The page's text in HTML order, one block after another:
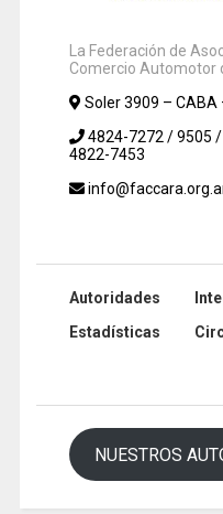
La Federación de
Comercio Automotor
Soler 3909 –
4824-7272 / 9505 /
4822-7453
Autoridades
Estadísticas
NUESTROS